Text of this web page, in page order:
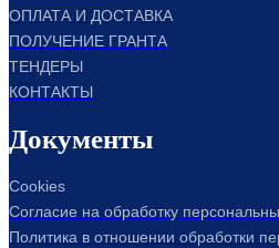
ОПЛАТА И ДОСТАВКА
ПОЛУЧЕНИЕ ГРАНТА
ТЕНДЕРЫ
КОНТАКТЫ
Документы
Cookies
Согласие на обработку
Политика в отношении обработки